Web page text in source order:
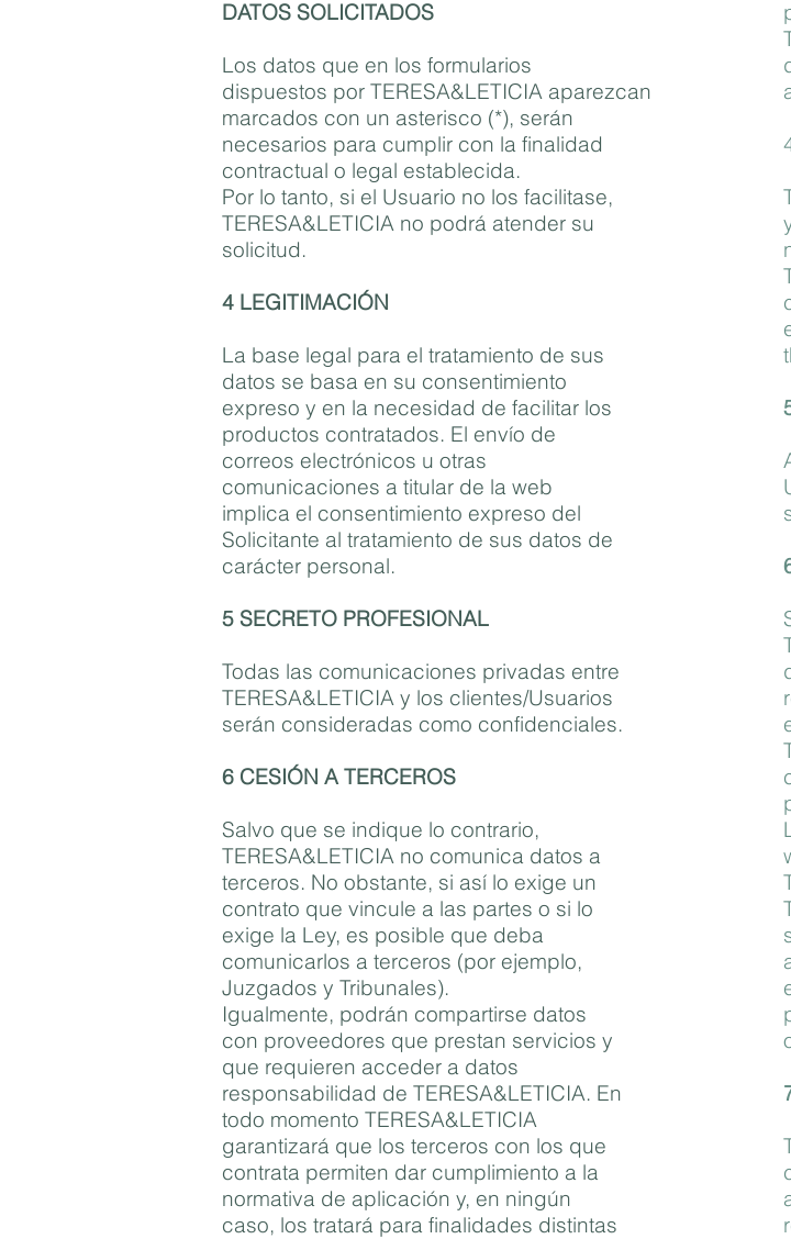
DATOS SOLICITADOS
Los datos que en los formularios
dispuestos por TERESA&LETICIA aparezcan
marcados con un asterisco (*), serán
necesarios para cumplir con la finalidad
contractual o legal establecida.
Por lo tanto, si el Usuario no los facilitase,
TERESA&LETICIA no podrá atender su
solicitud.
4 LEGITIMACIÓN
La base legal para el tratamiento de sus
datos se basa en su consentimiento
expreso y en la necesidad de facilitar los
productos contratados. El envío de
correos electrónicos u otras
comunicaciones a titular de la web
implica el consentimiento expreso del
Solicitante al tratamiento de sus datos de
carácter personal.
5 SECRETO PROFESIONAL
Todas las comunicaciones privadas entre
TERESA&LETICIA y los clientes/Usuarios
serán consideradas como confidenciales.
6 CESIÓN A TERCEROS
Salvo que se indique lo contrario,
TERESA&LETICIA no comunica datos a
terceros. No obstante, si así lo exige un
contrato que vincule a las partes o si lo
exige la Ley, es posible que deba
comunicarlos a terceros (por ejemplo,
Juzgados y Tribunales).
Igualmente, podrán compartirse datos
con proveedores que prestan servicios y
que requieren acceder a datos
responsabilidad de TERESA&LETICIA. En
todo momento TERESA&LETICIA
garantizará que los terceros con los que
contrata permiten dar cumplimiento a la
normativa de aplicación y, en ningún
caso, los tratará para finalidades distintas